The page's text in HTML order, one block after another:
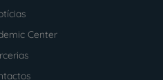
Center